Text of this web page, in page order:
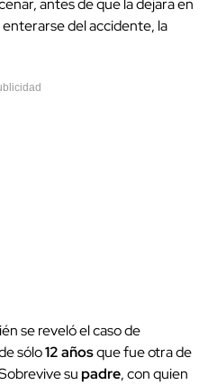
antes de que la dejara en
del accidente, la
se reveló el caso de
sólo12 añosque fue otra de
supadre, con quien